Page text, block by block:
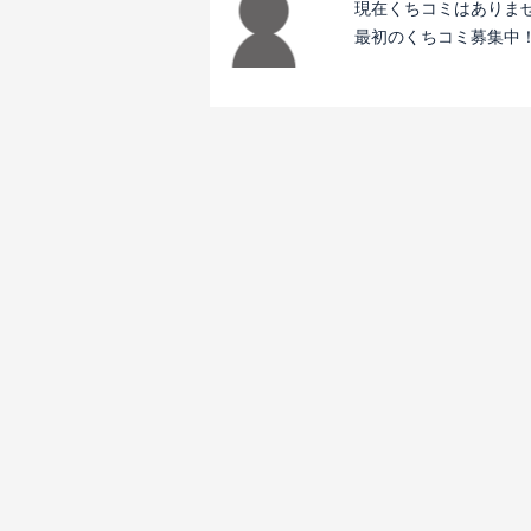
現在くちコミはありま
最初のくちコミ募集中！